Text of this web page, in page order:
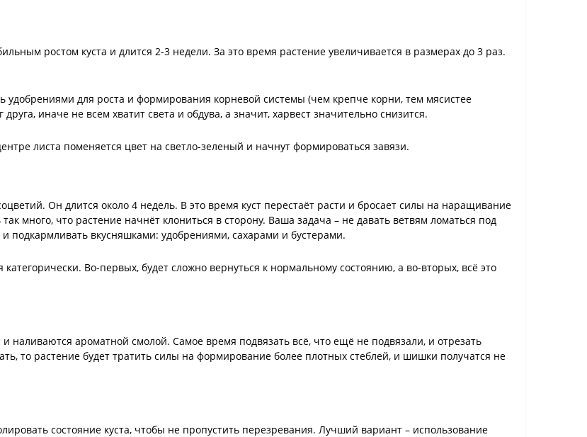
ростом куста и длится 2-3 недели. За это время растение увеличивается в размерах до 3 раз.
удобрениями для роста и формирования корневой системы (чем крепче корни, тем мясистее
иначе не всем хватит света и обдува, а значит, харвест значительно снизится.
листа поменяется цвет на светло-зеленый и начнут формироваться завязи.
Он длится около 4 недель. В это время куст перестаёт расти и бросает силы на наращивание
много, что растение начнёт клониться в сторону. Ваша задача – не давать ветвям ломаться под
подкармливать вкусняшками: удобрениями, сахарами и бустерами.
Во-первых, будет сложно вернуться к нормальному состоянию, а во-вторых, всё это
ароматной смолой. Самое время подвязать всё, что ещё не подвязали, и отрезать
то растение будет тратить силы на формирование более плотных стеблей, и шишки получатся не
состояние куста, чтобы не пропустить перезревания. Лучший вариант – использование